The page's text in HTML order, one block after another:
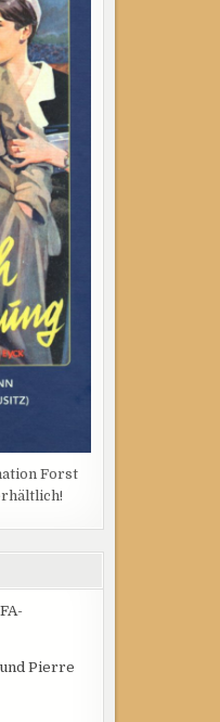
Forst
Pierre